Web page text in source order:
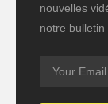
nouvelles
notre